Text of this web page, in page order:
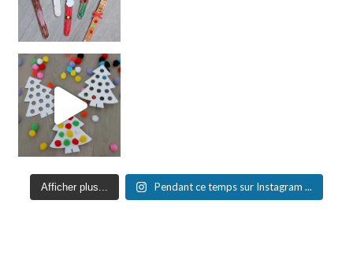
Afficher plus... Pendant ce temps sur Instagram ...